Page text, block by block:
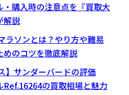
・購入時の注意点を『買取大
解説
ラソンとは？やり方や難易
めのコツを徹底解説
】サンダーバードの評価
Ref.16264の買取相場と魅力